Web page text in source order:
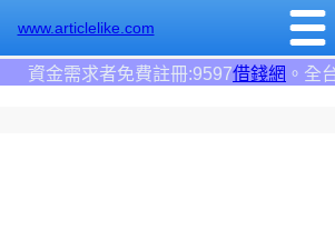
www.articlelike.com
借錢網。全台前三大借錢網站！